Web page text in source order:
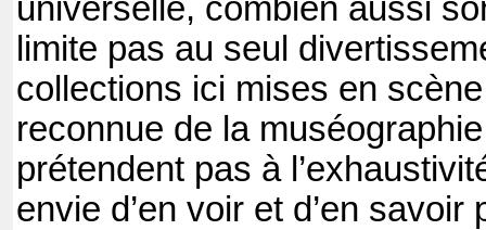
universelle, combien aussi
limite pas au seul
collections ici mises en
reconnue de la
prétendent pas à
envie d’en voir et d’en